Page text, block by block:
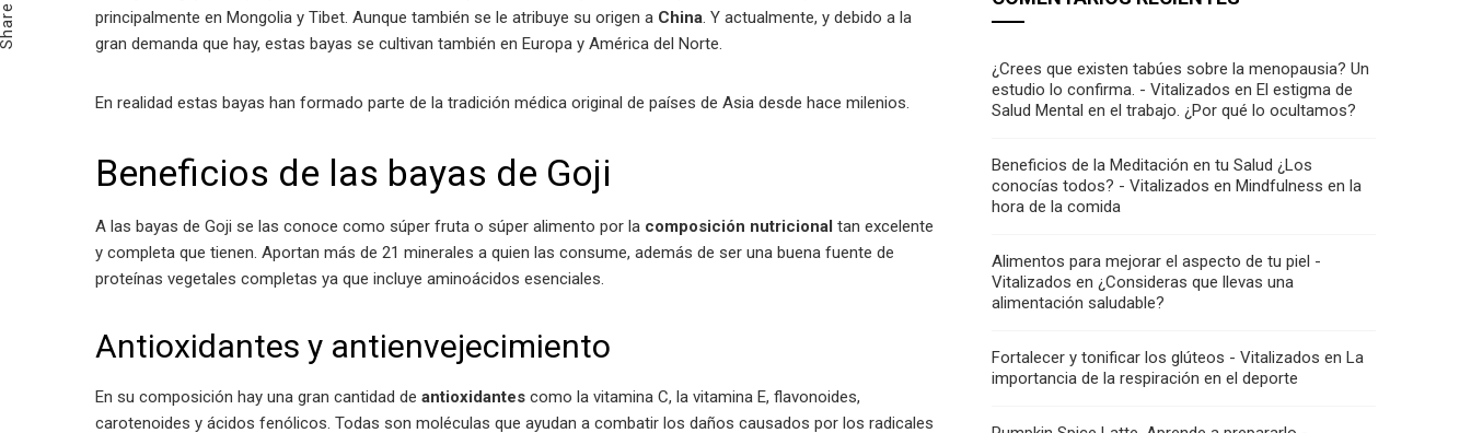
principalmente en Mongolia y Tibet. Aunque también se le atribuye su origen a China. Y actualmente, y debido a la
gran demanda que hay, estas bayas se cultivan también en Europa y América del Norte.
En realidad estas bayas han formado parte de la tradición médica original de países de Asia desde hace milenios.
Beneficios de las bayas de Goji
A las bayas de Goji se las conoce como súper fruta o súper alimento por la composición nutricional tan excelente
y completa que tienen. Aportan más de 21 minerales a quien las consume, además de ser una buena fuente de
proteínas vegetales completas ya que incluye aminoácidos esenciales.
Antioxidantes y antienvejecimiento
En su composición hay una gran cantidad de antioxidantes como la vitamina C, la vitamina E, flavonoides,
carotenoides y ácidos fenólicos. Todas son moléculas que ayudan a combatir los daños causados por los radicales
¿Crees que existen tabúes sobre la menopausia? Un
estudio lo confirma. - Vitalizados en El estigma de
Salud Mental en el trabajo. ¿Por qué lo ocultamos?
Beneficios de la Meditación en tu Salud ¿Los
conocías todos? - Vitalizados en Mindfulness en la
hora de la comida
Alimentos para mejorar el aspecto de tu piel -
Vitalizados en ¿Consideras que llevas una
alimentación saludable?
Fortalecer y tonificar los glúteos - Vitalizados en La
importancia de la respiración en el deporte